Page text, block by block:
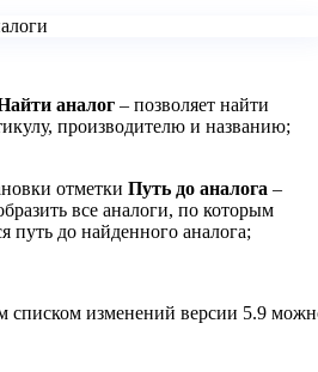
аналог – позволяет найти
производителю и названию;
отметки Путь до аналога –
все аналоги, по которым
путь до найденного аналога;
списком изменений версии 5.9